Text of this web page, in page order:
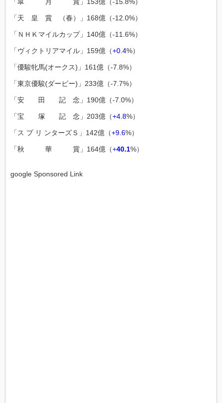
「天 皇 賞 （春）」168億（-12.0%）
「ＮＨＫマイルカップ」140億（-11.6%）
「ヴィクトリアマイル」159億（+0.4%）
「優駿牝馬(オークス)」161億（-7.8%）
「東京優駿(ダービー)」233億（-7.7%）
「安 田 記 念」190億（-7.0%）
「宝 塚 記 念」203億（+4.8%）
「ス プ リ ンターズＳ」142億（+9.6%）
「秋 華 賞」164億（+40.1%）
google Sponsored Link